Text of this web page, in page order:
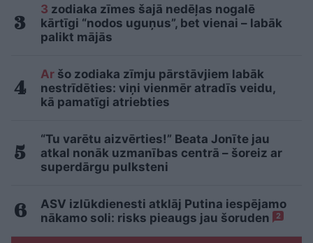
3 zodiaka zīmes šajā nedēļas nogalē
kārtīgi “nodos uguņus”, bet vienai – labāk
palikt mājās
Ar šo zodiaka zīmju pārstāvjiem labāk
nestrīdēties: viņi vienmēr atradīs veidu,
kā pamatīgi atriebties
“Tu varētu aizvērties!” Beata Jonīte jau
atkal nonāk uzmanības centrā – šoreiz ar
superdārgu pulksteni
ASV izlūkdienesti atklāj Putina iespējamo
nākamo soli: risks pieaugs jau šoruden
2